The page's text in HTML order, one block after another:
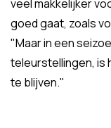
veel makkelijker
goed gaat, zoals
"Maar in een
teleurstellingen, is
te blijven."